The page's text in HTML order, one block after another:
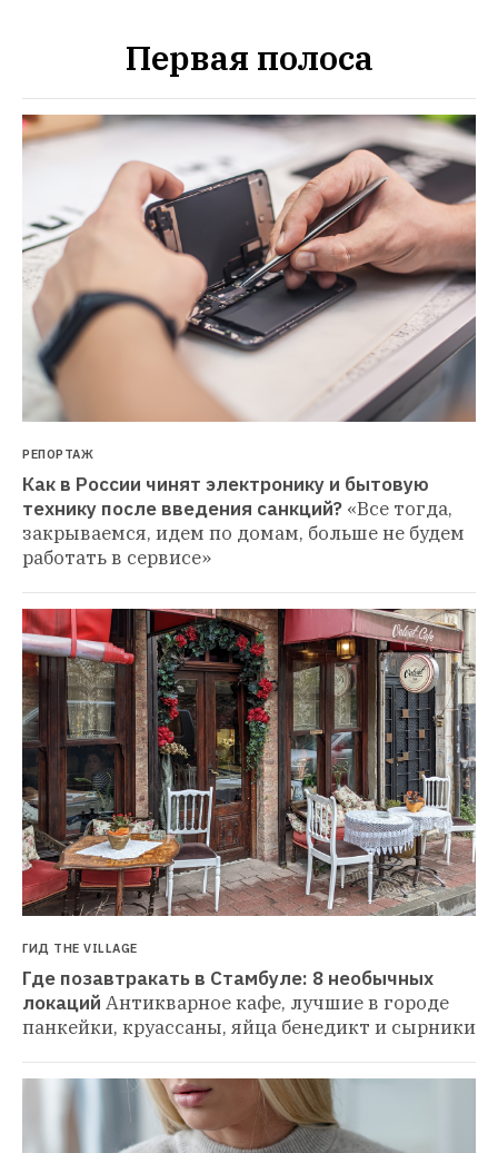
Первая полоса
РЕПОРТАЖ
Как в России чинят электронику и бытовую
технику после введения санкций? «Все тогда,
закрываемся, идем по домам, больше не будем
работать в сервисе»
ГИД THE VILLAGE
Где позавтракать в Стамбуле: 8 необычных
локаций Антикварное кафе, лучшие в городе
панкейки, круассаны, яйца бенедикт и сырники